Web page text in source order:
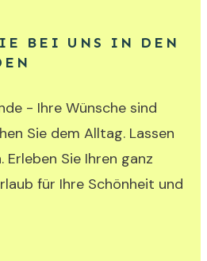
BEI UNS IN DEN
- Ihre Wünsche sind
Sie dem Alltag. Lassen
Erleben Sie Ihren ganz
für Ihre Schönheit und